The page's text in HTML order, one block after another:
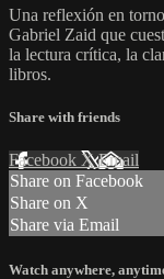
Una reflexión en
Gabriel Zaid que
la lectura crítica, la
libros.
Share with friends
Facebook XEmail
Share on Facebook
Share on X
Share via Email
Watch anywhere,